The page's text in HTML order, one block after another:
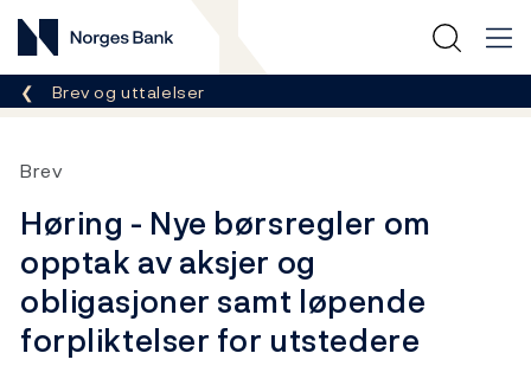
Norges Bank
Her er du nå:
Brev og uttalelser
Brev
Høring - Nye børsregler om
opptak av aksjer og
obligasjoner samt løpende
forpliktelser for utstedere